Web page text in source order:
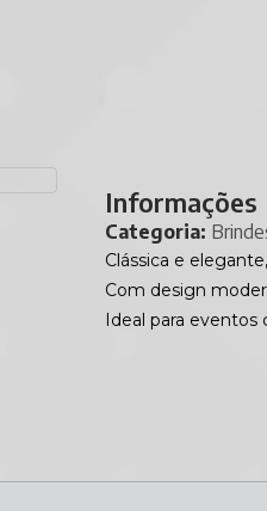
Informações
Categoria:
Clássica e
Com design
Ideal para eventos